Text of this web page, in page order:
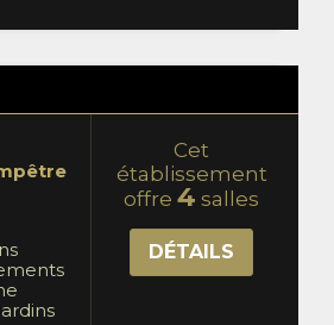
de
Cet
établissement
offre4 salles
DÉTAILS